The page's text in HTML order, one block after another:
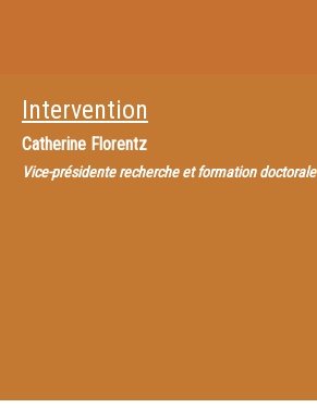
Intervention
Catherine Florentz
Vice-présidente recherche et formation doctorale